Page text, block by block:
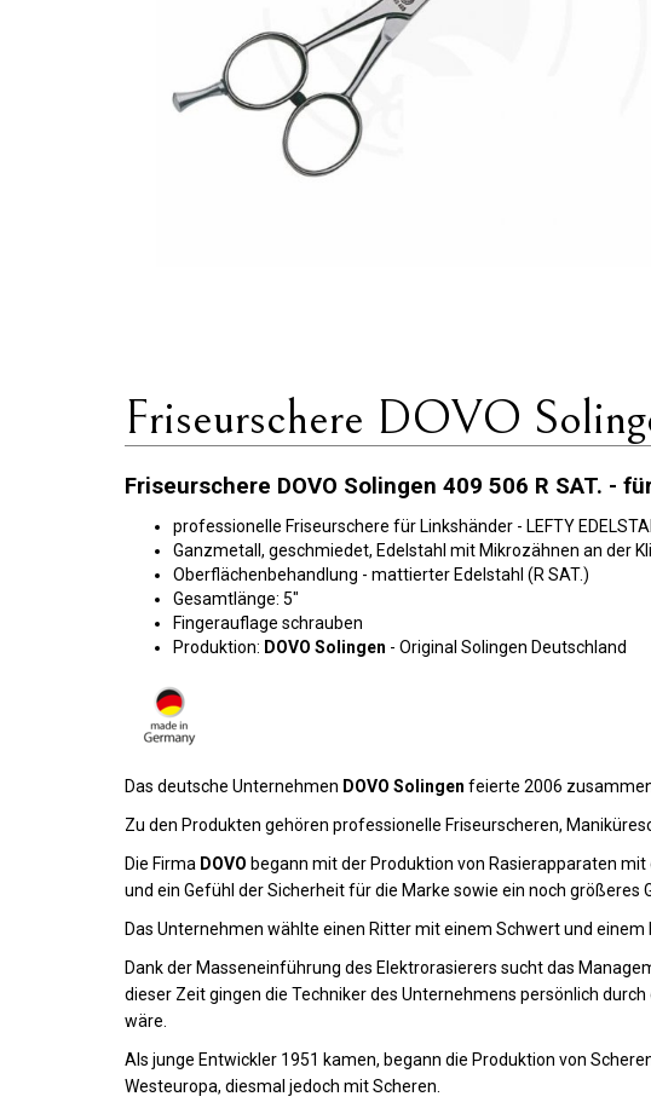
Friseurschere DOVO
Friseurschere DOVO Solingen 409 506 R SAT. -
professionelle Friseurschere für Linkshänder - LEFTY
Ganzmetall, geschmiedet, Edelstahl mit Mikrozähnen an der
Oberflächenbehandlung - mattierter Edelstahl (R SAT.)
Gesamtlänge: 5"
Fingerauflage schrauben
Produktion: DOVO Solingen - Original Solingen Deutschland
Das deutsche Unternehmen DOVO Solingen feierte 2006
Zu den Produkten gehören professionelle Friseurscheren,
Die Firma DOVO begann mit der Produktion von Rasierapparaten
und ein Gefühl der Sicherheit für die Marke sowie ein noch größeres
Das Unternehmen wählte einen Ritter mit einem Schwert und
Dank der Masseneinführung des Elektrorasierers sucht das
dieser Zeit gingen die Techniker des Unternehmens persönlich
wäre.
Als junge Entwickler 1951 kamen, begann die Produktion von
Westeuropa, diesmal jedoch mit Scheren.